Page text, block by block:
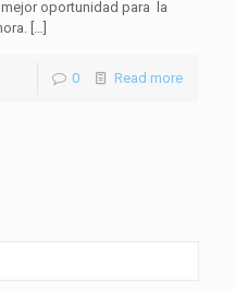
oportunidad para la
[…]
0 Read more